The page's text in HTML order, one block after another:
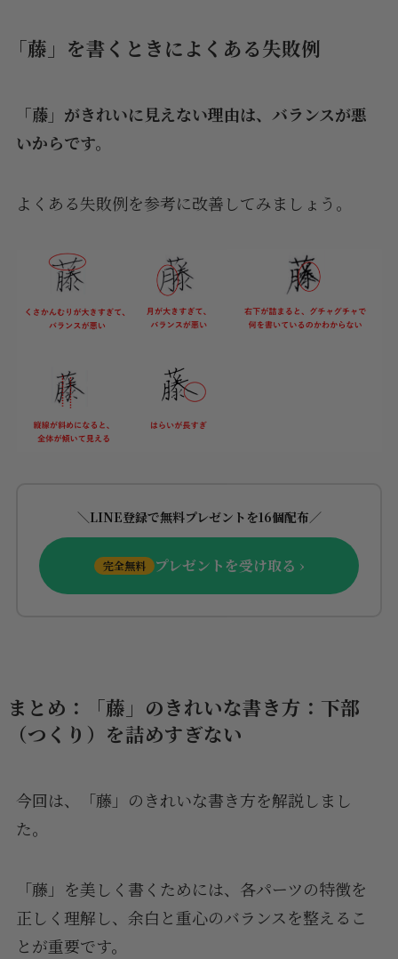
「藤」を書くときによくある失敗例
「藤」がきれいに見えない理由は、バランスが悪
いからです。
よくある失敗例を参考に改善してみましょう。
＼LINE登録で無料プレゼントを16個配布／
完全無料 プレゼントを受け取る ›
まとめ：「藤」のきれいな書き方：下部
（つくり）を詰めすぎない
今回は、「藤」のきれいな書き方を解説しまし
た。
「藤」を美しく書くためには、各パーツの特徴を
正しく理解し、余白と重心のバランスを整えるこ
とが重要です。